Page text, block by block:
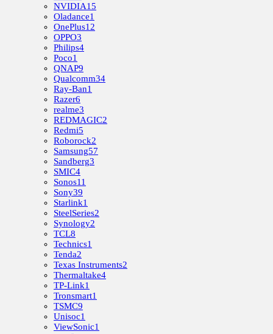
NVIDIA15
Oladance1
OnePlus12
OPPO3
Philips4
Poco1
QNAP9
Qualcomm34
Ray-Ban1
Razer6
realme3
REDMAGIC2
Redmi5
Roborock2
Samsung57
Sandberg3
SMIC4
Sonos11
Sony39
Starlink1
SteelSeries2
Synology2
TCL8
Technics1
Tenda2
Texas Instruments2
Thermaltake4
TP-Link1
Tronsmart1
TSMC9
Unisoc1
ViewSonic1